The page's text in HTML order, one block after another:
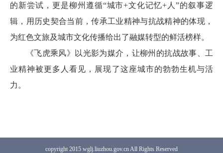
的新尝试，更是柳州遵循“城市+文化记忆+人”的叙事逻
辑，用历史契合当前，传承工业精神与抗战精神的体现，
为红色文旅及城市文化传播给出了融媒转型的鲜活榜样。
《飞虎乘风》以光影为媒介，让柳州的抗战故事、工
业精神被更多人看见，展现了这座城市的勃勃生机与活
力。
copyright 2015 wglj.liuzhou.gov.cn All Rights Reserved